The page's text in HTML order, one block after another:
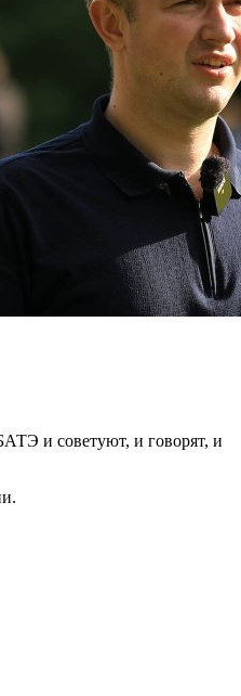
и советуют, и говорят, и